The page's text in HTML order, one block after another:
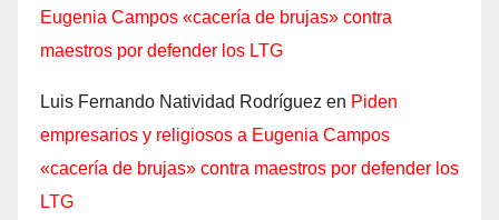
Eugenia Campos «cacería de brujas» contra
maestros por defender los LTG
Luis Fernando Natividad Rodríguez en Piden
empresarios y religiosos a Eugenia Campos
«cacería de brujas» contra maestros por defender los
LTG